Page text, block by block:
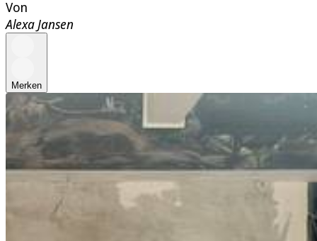
Von
Alexa Jansen
Merken